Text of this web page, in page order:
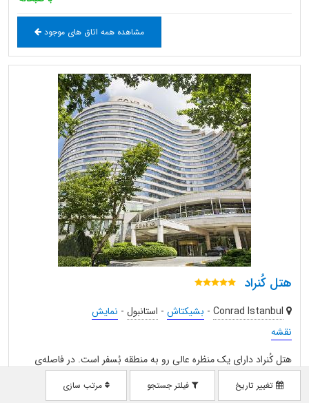
مشاهده همه اتاق های موجود
هتل کُنراد
Conrad Istanbul
- بشیکتاش - استانبول - نمایش
نقشه
هتل کُنراد دارای یک منظره عالی رو به منطقه بُسفر است. در فاصله‌ی
چند قدمی ازهتل کُنراد، منطقه بُسفر و کاخ دُلماباغچه قرار دارند.
تغییر تاریخ فیلتر جستجو